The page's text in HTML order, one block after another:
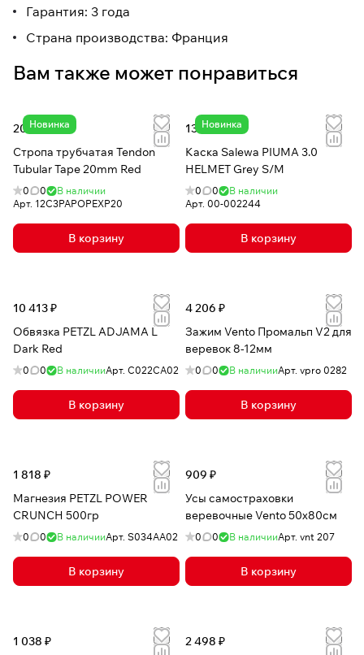
Гарантия: 3 года
Страна производства: Франция
Вам также может понравиться
Новинка
202 ₽
Стропа трубчатая Tendon
Tubular Tape 20mm Red
0 0
В наличии
Арт. 12C3PAPOPEXP20
В корзину
Новинка
13 444 ₽
Каска Salewa PIUMA 3.0
HELMET Grey S/M
0 0
В наличии
Арт. 00-002244
В корзину
10 413 ₽
Обвязка PETZL ADJAMA L
Dark Red
0 0 В наличииАрт. C022CA02
В корзину
4 206 ₽
Зажим Vento Промальп V2 для
веревок 8-12мм
0 0 В наличииАрт. vpro 0282
В корзину
1 818 ₽
Магнезия PETZL POWER
CRUNCH 500гр
0 0 В наличииАрт. S034AA02
В корзину
909 ₽
Усы самостраховки
веревочные Vento 50х80см
0 0 В наличииАрт. vnt 207
В корзину
1 038 ₽
2 498 ₽